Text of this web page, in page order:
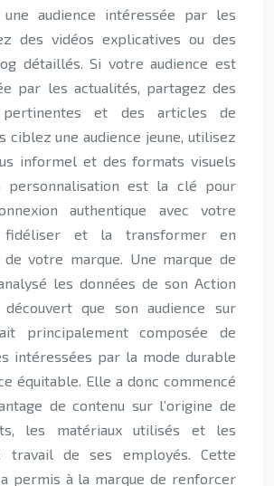
audience intéressée par les
des vidéos explicatives ou des
détaillés. Si votre audience est
par les actualités, partagez des
pertinentes et des articles de
ciblez une audience jeune, utilisez
informel et des formats visuels
personnalisation est la clé pour
authentique avec votre
fidéliser et la transformer en
de votre marque. Une marque de
les données de son Action
que son audience sur
principalement composée de
intéressées par la mode durable
équitable. Elle a donc commencé
de contenu sur l’origine de
les matériaux utilisés et les
travail de ses employés. Cette
permis à la marque de renforcer